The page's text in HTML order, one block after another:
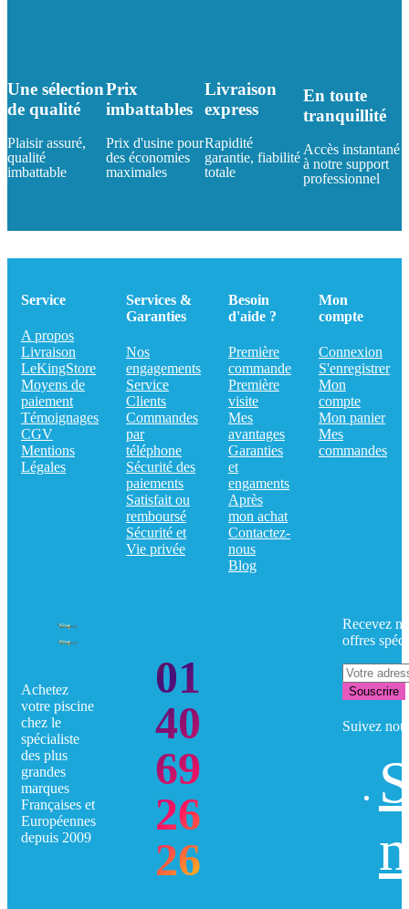
Une sélection
de qualité
Plaisir assuré,
qualité
imbattable
Prix
imbattables
Prix d'usine pour
des économies
maximales
Livraison
express
Rapidité
garantie, fiabilité
totale
En toute
tranquillité
Accès instantané
à notre support
professionnel
Service
A propos
Livraison
LeKingStore
Moyens de
paiement
Témoignages
CGV
Mentions
Légales
Services &
Garanties
Nos
engagements
Service
Clients
Commandes
par
téléphone
Sécurité des
paiements
Satisfait ou
remboursé
Sécurité et
Vie privée
Besoin
d'aide ?
Première
commande
Première
visite
Mes
avantages
Garanties
et
engaments
Après
mon achat
Contactez-
nous
Blog
Mon
compte
Connexion
S'enregistrer
Mon
compte
Mon panier
Mes
commandes
Achetez
votre piscine
chez le
spécialiste
des plus
grandes
marques
Françaises et
Européennes
depuis 2009
01
40
69
26
26
Recevez
offres
Souscrire
Suivez